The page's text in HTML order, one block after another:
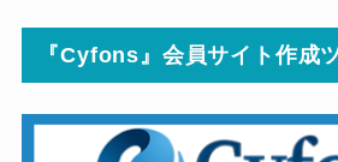
『Cyfons』会員サイト作成